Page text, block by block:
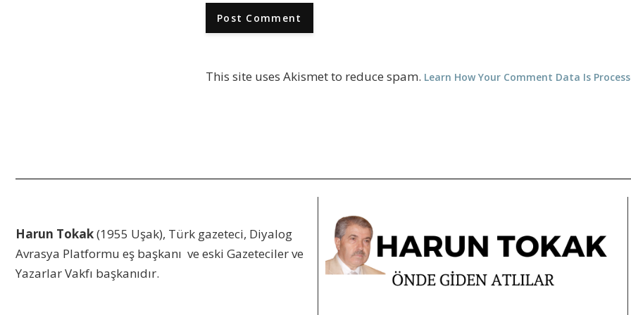
This site uses Akismet to reduce spam. Learn How Your Comment Data Is
Harun Tokak(1955 Uşak), Türk gazeteci, Diyalog
Avrasya Platformu eş başkanı ve eski Gazeteciler ve
Yazarlar Vakfı başkanıdır.